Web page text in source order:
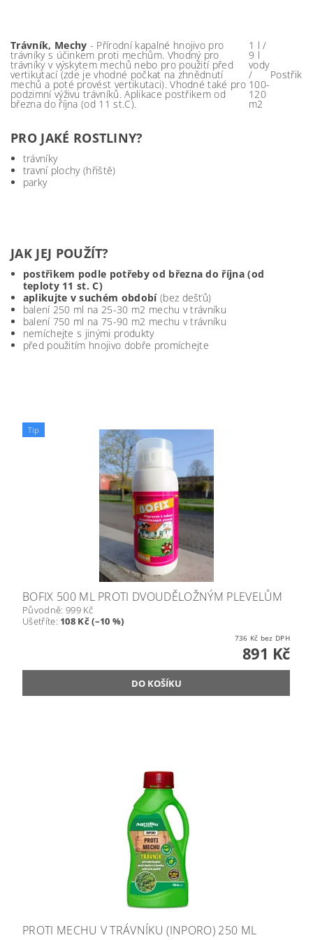
Trávník, Mechy - Přírodní kapalné hnojivo pro
trávníky s účinkem proti mechům. Vhodný pro
trávníky v výskytem mechů nebo pro použití před
vertikutací (zde je vhodné počkat na zhnědnutí
mechů a poté provést vertikutaci). Vhodné také pro
podzimní výživu trávníků. Aplikace postřikem od
března do října (od 11 st.C).
1 l /
9 l
vody
/
100-
120
m2
Postřik
PRO JAKÉ ROSTLINY?
trávníky
travní plochy (hřiště)
parky
JAK JEJ POUŽÍT?
postřikem podle potřeby od března do října (od
teploty 11 st. C)
aplikujte v suchém období (bez dešťů)
balení 250 ml na 25-30 m2 mechu v trávníku
balení 750 ml na 75-90 m2 mechu v trávníku
nemíchejte s jinými produkty
před použitím hnojivo dobře promíchejte
Tip
BOFIX 500 ML PROTI DVOUDĚLOŽNÝM PLEVELŮM
Původně: 999 Kč
Ušetříte: 108 Kč (–10 %)
736 Kč bez DPH
891 Kč
PROTI MECHU V TRÁVNÍKU (INPORO) 250 ML